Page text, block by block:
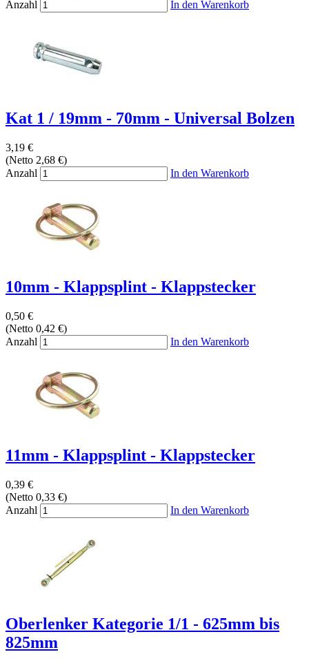
Anzahl
In den Warenkorb
Kat 1 / 19mm - 70mm - Universal Bolzen
3,19 €
(Netto 2,68 €)
Anzahl
In den Warenkorb
10mm - Klappsplint - Klappstecker
0,50 €
(Netto 0,42 €)
Anzahl
In den Warenkorb
11mm - Klappsplint - Klappstecker
0,39 €
(Netto 0,33 €)
Anzahl
In den Warenkorb
Oberlenker Kategorie 1/1 - 625mm bis
825mm